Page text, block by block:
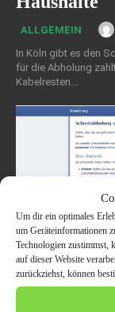
Um dir ein optimales
um Geräteinformationen
Technologien zustimmst,
auf dieser Website
zurückziehst, können
ALLGEMEIN
In Köln gibt es den
für die Abholung
Kabelresten...